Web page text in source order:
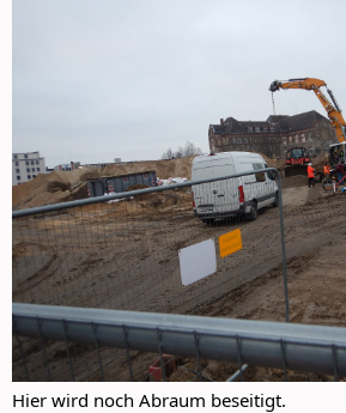
Hier wird noch Abraum beseitigt.